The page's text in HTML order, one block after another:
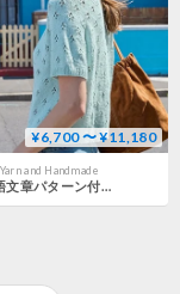
¥6,700 〜 ¥11,180
and Handmade